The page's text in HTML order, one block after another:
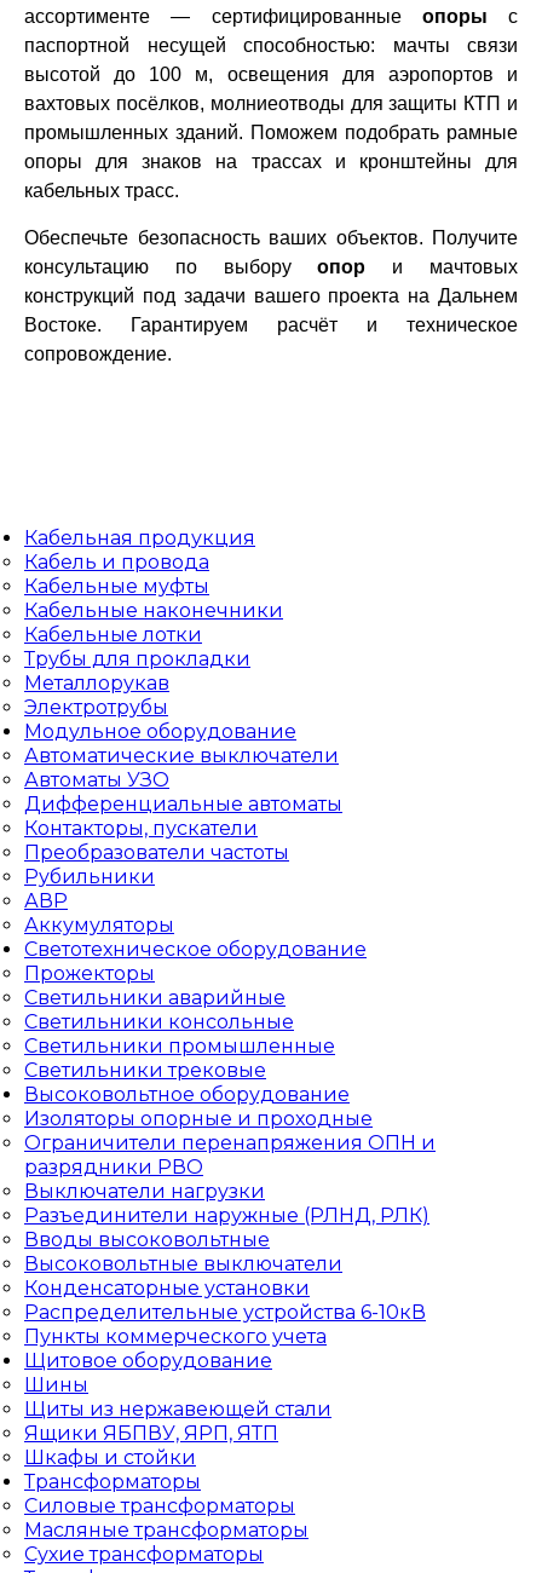
ассортименте — сертифицированные опоры с
паспортной несущей способностью: мачты связи
высотой до 100 м, освещения для аэропортов и
вахтовых посёлков, молниеотводы для защиты КТП и
промышленных зданий. Поможем подобрать рамные
опоры для знаков на трассах и кронштейны для
кабельных трасс.
Обеспечьте безопасность ваших объектов. Получите
консультацию по выборуопор и мачтовых
конструкций под задачи вашего проекта на Дальнем
Востоке. Гарантируем расчёт и техническое
сопровождение.
Кабельная продукция
Кабель и провода
Кабельные муфты
Кабельные наконечники
Кабельные лотки
Трубы для прокладки
Металлорукав
Электротрубы
Модульное оборудование
Автоматические выключатели
Автоматы УЗО
Дифференциальные автоматы
Контакторы, пускатели
Преобразователи частоты
Рубильники
АВР
Аккумуляторы
Светотехническое оборудование
Прожекторы
Светильники аварийные
Светильники консольные
Светильники промышленные
Светильники трековые
Высоковольтное оборудование
Изоляторы опорные и проходные
Ограничители перенапряжения ОПН и
разрядники РВО
Выключатели нагрузки
Разъединители наружные (РЛНД, РЛК)
Вводы высоковольтные
Высоковольтные выключатели
Конденсаторные установки
Распределительные устройства 6-10кВ
Пункты коммерческого учета
Щитовое оборудование
Шины
Щиты из нержавеющей стали
Ящики ЯБПВУ, ЯРП, ЯТП
Шкафы и стойки
Трансформаторы
Силовые трансформаторы
Масляные трансформаторы
Сухие трансформаторы